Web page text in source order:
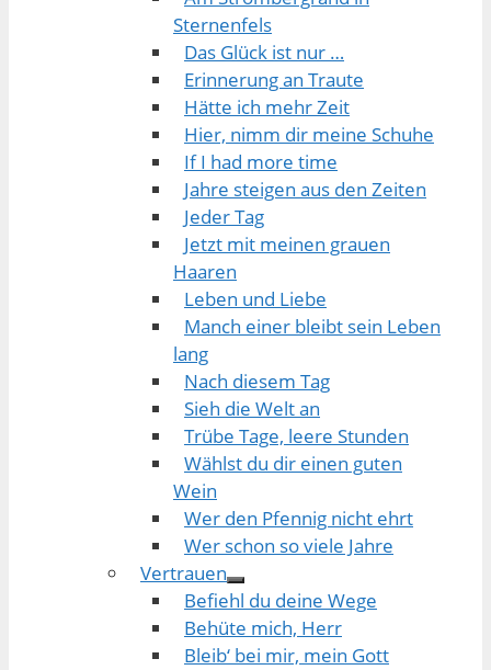
Sternenfels
Das Glück ist nur …
Erinnerung an Traute
Hätte ich mehr Zeit
Hier, nimm dir meine Schuhe
If I had more time
Jahre steigen aus den Zeiten
Jeder Tag
Jetzt mit meinen grauen
Haaren
Leben und Liebe
Manch einer bleibt sein Leben
lang
Nach diesem Tag
Sieh die Welt an
Trübe Tage, leere Stunden
Wählst du dir einen guten
Wein
Wer den Pfennig nicht ehrt
Wer schon so viele Jahre
Vertrauen
Befiehl du deine Wege
Behüte mich, Herr
Bleib‘ bei mir, mein Gott